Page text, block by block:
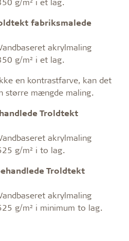
fabriksmalede
akrylmaling
g/m² i et lag.
en kontrastfarve, kan det
større mængde maling.
Troldtekt
akrylmaling
g/m² i to lag.
Troldtekt
akrylmaling
g/m² i minimum to lag.